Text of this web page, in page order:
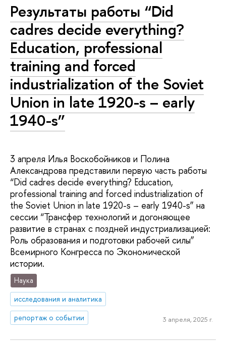
Результаты работы “Did
cadres decide everything?
Education, professional
training and forced
industrialization of the Soviet
Union in late 1920-s – early
1940-s”
3 апреля Илья Воскобойников и Полина
Александрова представили первую часть работы
“Did cadres decide everything? Education,
professional training and forced industrialization of
the Soviet Union in late 1920-s – early 1940-s” на
сессии “Трансфер технологий и догоняющее
развитие в странах с поздней индустриализацией:
Роль образования и подготовки рабочей силы”
Всемирного Конгресса по Экономической
истории.
Наука
исследования и аналитика
репортаж о событии
3 апреля, 2025 г.